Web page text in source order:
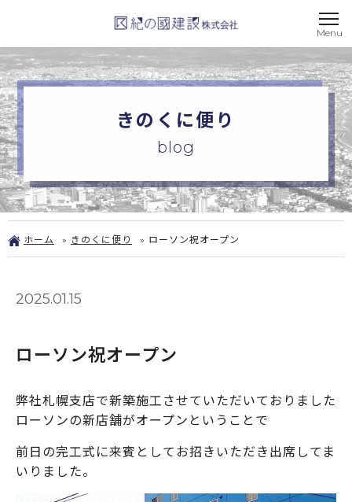
きのくに便り
blog
ホーム » きのくに便り » ローソン祝オープン
2025.01.15
ローソン祝オープン
弊社札幌支店で新築施工させていただいておりました
ローソンの新店舗がオープンということで
前日の完工式に来賓としてお招きいただき出席してま
いりました。